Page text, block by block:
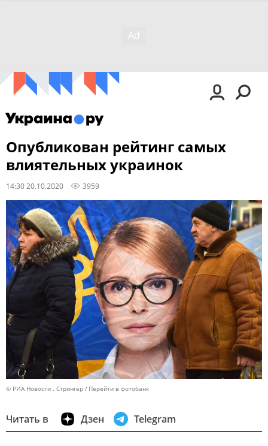
Опубликован рейтинг самых
влиятельных украинок
14:30 20.10.2020 3959
© РИА Новости . Стрингер Перейти в фотобанк
Читать в Дзен Telegram